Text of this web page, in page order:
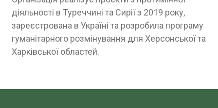
діяльності в Туреччині та Сирії з 2019 року,
зареєстрована в Україні та розробила програму
гуманітарного розмінування для Херсонської та
Харківської областей.